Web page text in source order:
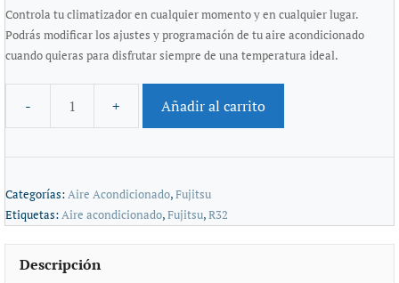
Controla tu climatizador en cualquier momento y en cualquier lugar.
Podrás modificar los ajustes y programación de tu aire acondicionado
cuando quieras para disfrutar siempre de una temperatura ideal.
Añadir al carrito
Categorías:Aire Acondicionado,Fujitsu
Etiquetas:Aire acondicionado,Fujitsu,R32
Descripción